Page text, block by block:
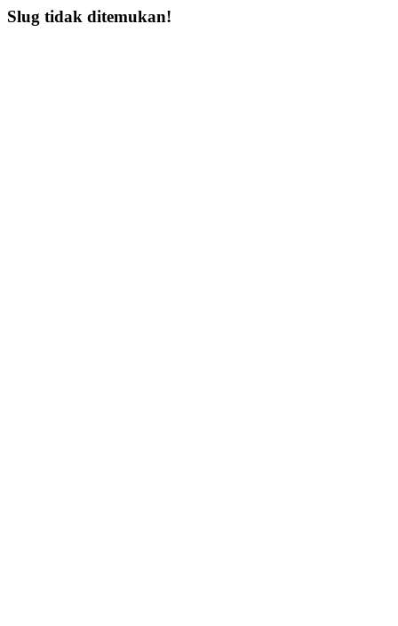
Slug tidak ditemukan!